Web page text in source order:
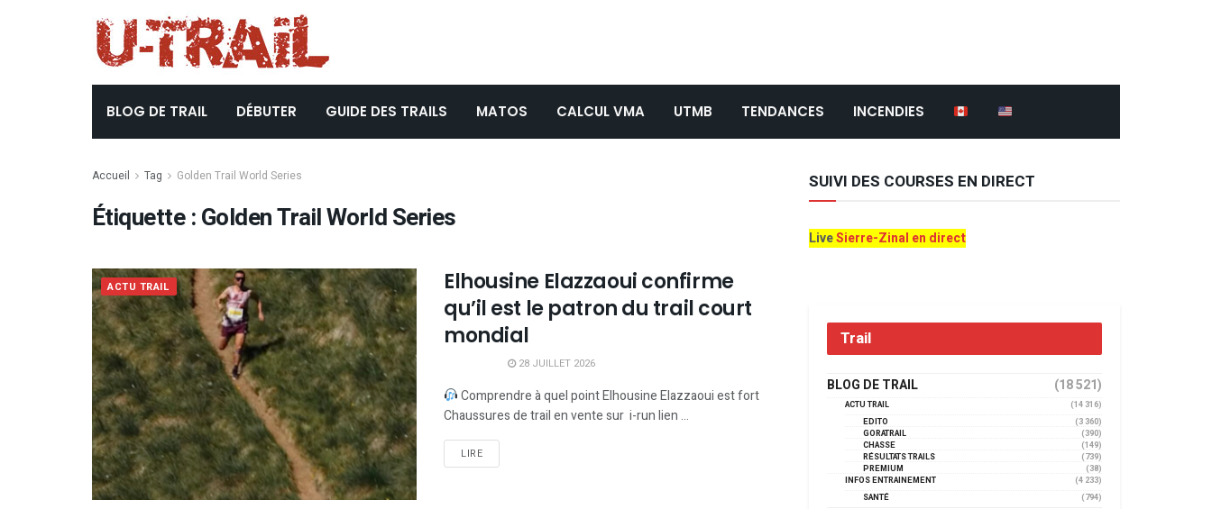
BLOG DE TRAIL DÉBUTER GUIDE DES TRAILS MATOS CALCUL VMA UTMB TENDANCES INCENDIES
Accueil Tag Golden Trail World Series
Étiquette :Golden Trail World Series
ACTU TRAIL
Elhousine Elazzaoui confirme
qu’il est le patron du trail court
mondial
28 JUILLET 2026
Comprendre à quel point Elhousine Elazzaoui est fort
Chaussures de trail en vente sur i-run lien ...
LIRE
SUIVI DES COURSES EN DIRECT
LiveSierre-Zinal en direct
Trail
BLOG DE TRAIL (18 521)
ACTU TRAIL
(14 316)
EDITO
(3 360)
GORATRAIL
(390)
CHASSE
(149)
RÉSULTATS TRAILS
(739)
PREMIUM
(38)
INFOS ENTRAINEMENT
(4 233)
SANTÉ
(794)